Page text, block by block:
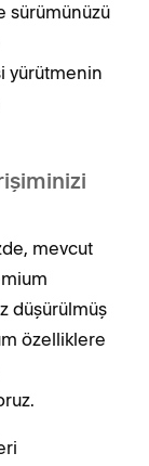
sürümünüzü
yürütmenin
mevcut
düşürülmüş
özelliklere